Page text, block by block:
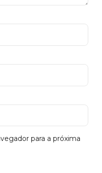
para a próxima